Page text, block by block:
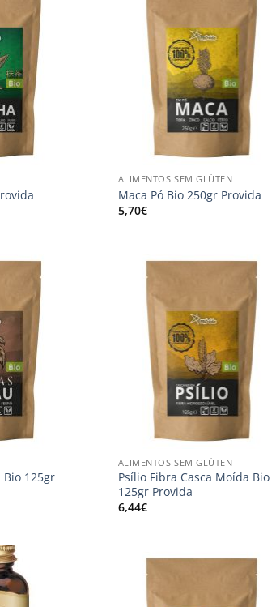
Adicionar
desejos
ALIMENTOS SEM GLÚTEN
Maca Pó Bio 250gr Provida
5,70€
Adicionar
desejos
Bio 125gr
ALIMENTOS SEM GLÚTEN
Psílio Fibra Casca Moída Bio
125gr Provida
6,44€